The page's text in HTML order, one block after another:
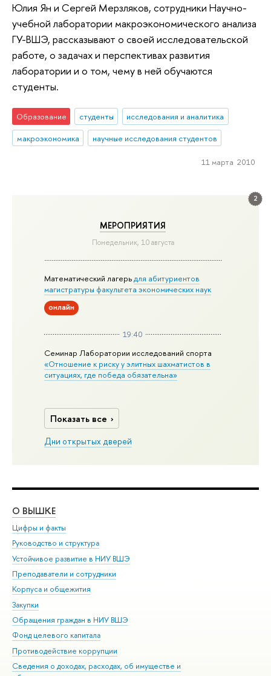
2
МЕРОПРИЯТИЯ
Понедельник, 10 августа
Математический лагерьдля абитуриентов
магистратуры факультета экономических наук
онлайн
19:40
Семинар Лаборатории исследований спорта
«Отношение к риску у элитных шахматистов в
ситуациях, где победа обязательна»
Показать все
Дни открытых дверей
Юлия Ян и Сергей Мерзляков, сотрудники Научно-
учебной лаборатории макроэкономического анализа
ГУ-ВШЭ, рассказывают о своей исследовательской
работе, о задачах и перспективах развития
лаборатории и о том, чему в ней обучаются
студенты.
Образование студенты
исследования и аналитика
макроэкономика
научные исследования студентов
11 марта 2010
О ВЫШКЕ
Цифры и факты
Руководство и структура
Устойчивое развитие в НИУ ВШЭ
Преподаватели и сотрудники
Корпуса и общежития
Закупки
Обращения граждан в НИУ ВШЭ
Фонд целевого капитала
Противодействие коррупции
Сведения о доходах, расходах, об имуществе и